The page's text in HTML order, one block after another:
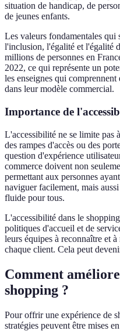
situation de handicap, de
de jeunes enfants.
Les valeurs fondamentales qui
l'inclusion, l'égalité et l'égalité
millions de personnes en
2022, ce qui représente un
les enseignes qui
dans leur modèle commercial.
Importance de
L'accessibilité ne se limite pas
des rampes d'accès ou des
question d'expérience
commerce doivent non
permettant aux personnes
naviguer facilement, mais
fluide pour tous.
L'accessibilité dans le
politiques d'accueil et de
leurs équipes à reconnaître et
chaque client. Cela peut
Comment
shopping ?
Pour offrir une expérience de
stratégies peuvent être mises